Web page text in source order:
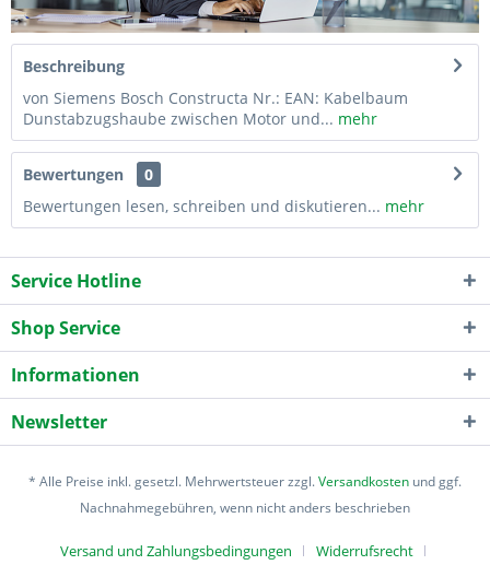
Beschreibung
von Siemens Bosch Constructa Nr.: EAN: Kabelbaum
Dunstabzugshaube zwischen Motor und... mehr
Bewertungen
0
Bewertungen lesen, schreiben und diskutieren... mehr
Service Hotline
Shop Service
Informationen
Newsletter
* Alle Preise inkl. gesetzl. Mehrwertsteuer zzgl.Versandkosten und ggf.
Nachnahmegebühren, wenn nicht anders beschrieben
Versand und Zahlungsbedingungen Widerrufsrecht